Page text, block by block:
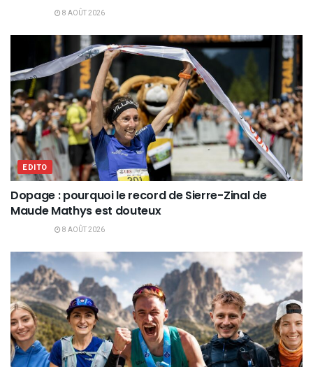
8 AOÛT 2026
EDITO
Dopage : pourquoi le record de Sierre-Zinal de
Maude Mathys est douteux
8 AOÛT 2026